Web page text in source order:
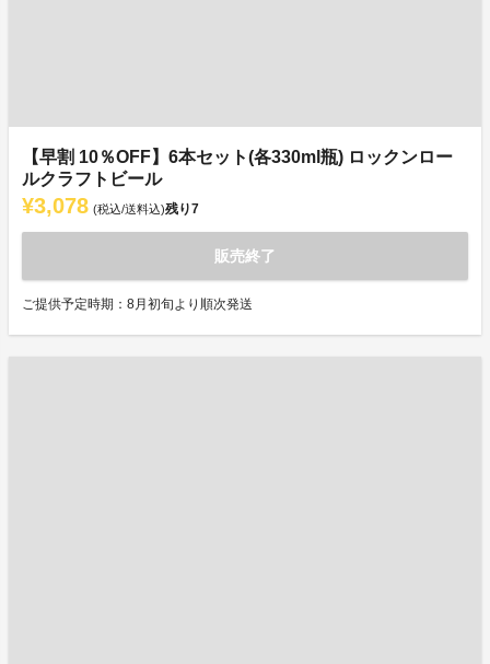
【早割 10％OFF】6本セット(各330ml瓶) ロックンロー
ルクラフトビール
¥3,078 (税込/送料込)残り7
販売終了
ご提供予定時期：8月初旬より順次発送